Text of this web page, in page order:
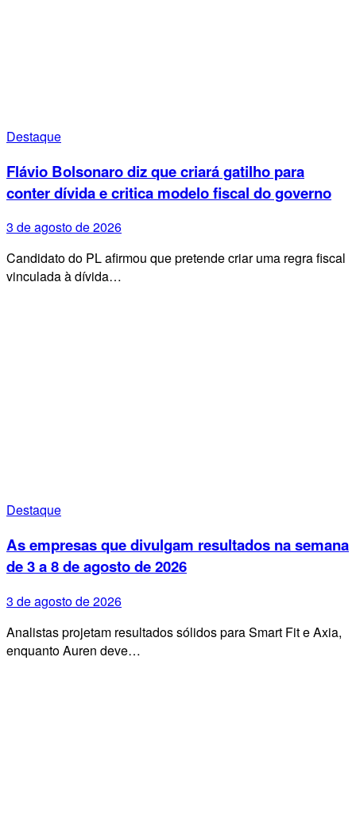
Destaque
Flávio Bolsonaro diz que criará gatilho para
conter dívida e critica modelo fiscal do governo
3 de agosto de 2026
Candidato do PL afirmou que pretende criar uma regra fiscal
vinculada à dívida…
Destaque
As empresas que divulgam resultados na semana
de 3 a 8 de agosto de 2026
3 de agosto de 2026
Analistas projetam resultados sólidos para Smart Fit e Axia,
enquanto Auren deve…